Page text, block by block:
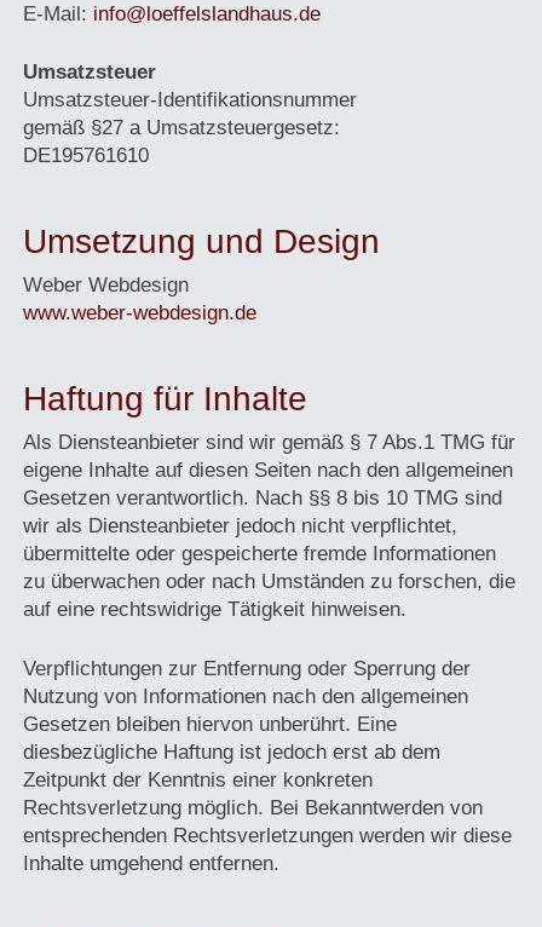
E-Mail: info@loeffelslandhaus.de
Umsatzsteuer
Umsatzsteuer-Identifikationsnummer
gemäß §27 a Umsatzsteuergesetz:
DE195761610
Umsetzung und Design
Weber Webdesign
www.weber-webdesign.de
Haftung für Inhalte
Als Diensteanbieter sind wir gemäß § 7 Abs.1 TMG für
eigene Inhalte auf diesen Seiten nach den allgemeinen
Gesetzen verantwortlich. Nach §§ 8 bis 10 TMG sind
wir als Diensteanbieter jedoch nicht verpflichtet,
übermittelte oder gespeicherte fremde Informationen
zu überwachen oder nach Umständen zu forschen, die
auf eine rechtswidrige Tätigkeit hinweisen.
Verpflichtungen zur Entfernung oder Sperrung der
Nutzung von Informationen nach den allgemeinen
Gesetzen bleiben hiervon unberührt. Eine
diesbezügliche Haftung ist jedoch erst ab dem
Zeitpunkt der Kenntnis einer konkreten
Rechtsverletzung möglich. Bei Bekanntwerden von
entsprechenden Rechtsverletzungen werden wir diese
Inhalte umgehend entfernen.